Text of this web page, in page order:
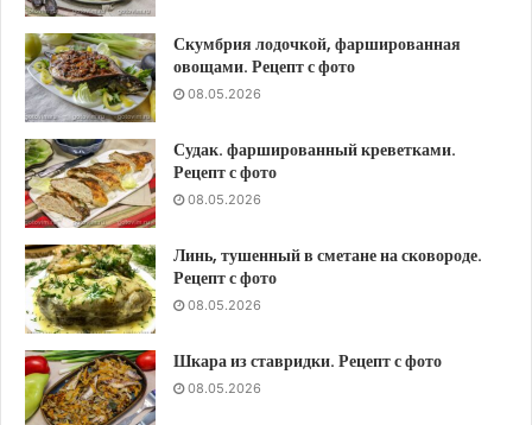
Скумбрия лодочкой, фаршированная
овощами. Рецепт с фото
08.05.2026
Судак. фаршированный креветками.
Рецепт с фото
08.05.2026
Линь, тушенный в сметане на сковороде.
Рецепт с фото
08.05.2026
Шкара из ставридки. Рецепт с фото
08.05.2026